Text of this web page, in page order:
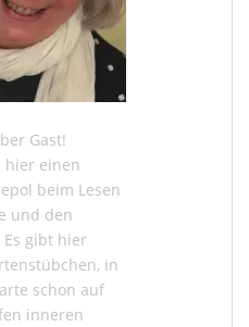
Gast!
hier einen
beim Lesen
und den
Es gibt hier
, in
schon auf
inneren